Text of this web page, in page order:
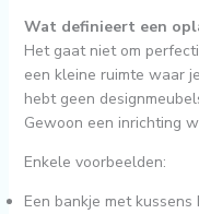
Wat definieert een
Het gaat niet om
een kleine ruimte waar
hebt geen
Gewoon een inrichting
Enkele voorbeelden:
Een bankje met